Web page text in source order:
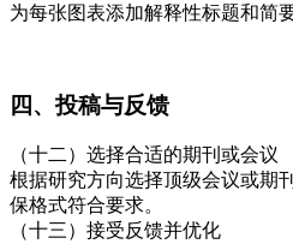
为每张图表添加解释性标题和简
四、投稿与反馈
（十二）选择合适的期刊或会议
根据研究方向选择顶级会议或期
保格式符合要求。
（十三）接受反馈并优化